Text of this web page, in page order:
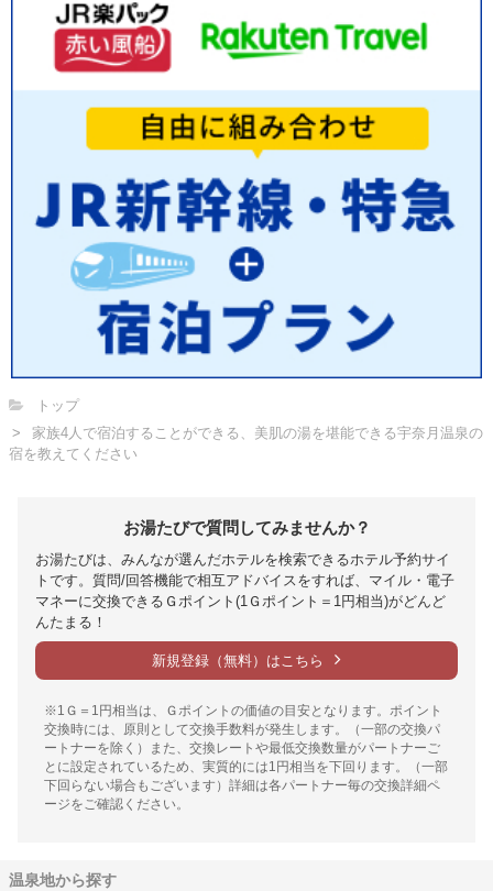
トップ
家族4人で宿泊することができる、美肌の湯を堪能できる宇奈月温泉の
宿を教えてください
お湯たびで質問してみませんか？
お湯たびは、みんなが選んだホテルを検索できるホテル予約サイ
トです。質問/回答機能で相互アドバイスをすれば、マイル・電子
マネーに交換できるＧポイント(1Ｇポイント＝1円相当)がどんど
んたまる！
新規登録（無料）はこちら
※1Ｇ＝1円相当は、Ｇポイントの価値の目安となります。ポイント
交換時には、原則として交換手数料が発生します。（一部の交換パ
ートナーを除く）また、交換レートや最低交換数量がパートナーご
とに設定されているため、実質的には1円相当を下回ります。（一部
下回らない場合もございます）詳細は各パートナー毎の交換詳細ペ
ージをご確認ください。
温泉地から探す